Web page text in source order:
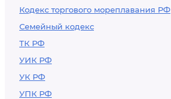
Кодекс торгового мореплавания РФ
Семейный кодекс
ТК РФ
УИК РФ
УК РФ
УПК РФ